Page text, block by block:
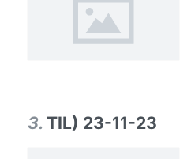
3. TIL) 23-11-23